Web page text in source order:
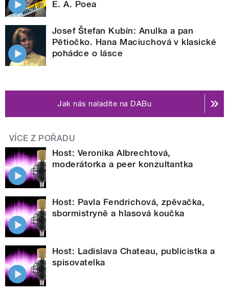
E. A. Poea
Josef Štefan Kubín: Anulka a pan
Pětiočko. Hana Maciuchová v klasické
pohádce o lásce
Jak nás naladíte na DABu
VÍCE Z POŘADU
Host: Veronika Albrechtová,
moderátorka a peer konzultantka
Host: Pavla Fendrichová, zpěvačka,
sbormistryně a hlasová koučka
Host: Ladislava Chateau, publicistka a
spisovatelka